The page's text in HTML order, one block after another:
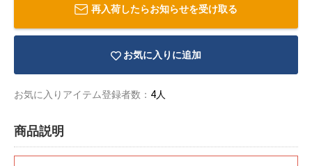
再入荷したらお知らせを受け取る
お気に入りに追加
お気に入りアイテム登録者数： 4人
商品説明
イラストレ
アダルトグ